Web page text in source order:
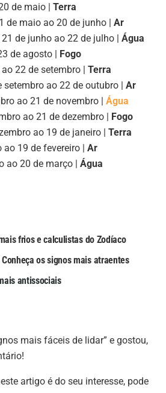
de maio | Terra
de maio ao 20 de junho | Ar
21 de junho ao 22 de julho | Água
de agosto | Fogo
22 de setembro | Terra
setembro ao 22 de outubro | Ar
ao 21 de novembro | Água
ao 21 de dezembro | Fogo
ao 19 de janeiro | Terra
ao 19 de fevereiro | Ar
ao 20 de março | Água
frios e calculistas do Zodíaco
os signos mais atraentes
antissociais
mais fáceis de lidar” e gostou,
artigo é do seu interesse, pode